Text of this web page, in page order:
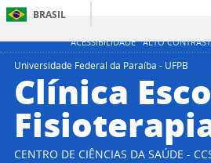
ACESSIBILIDADE ALTO
BRASIL
Universidade Federal da Paraíba - UFPB
Clínica
CENTRO DE CIÊNCIAS DA SAÚDE -